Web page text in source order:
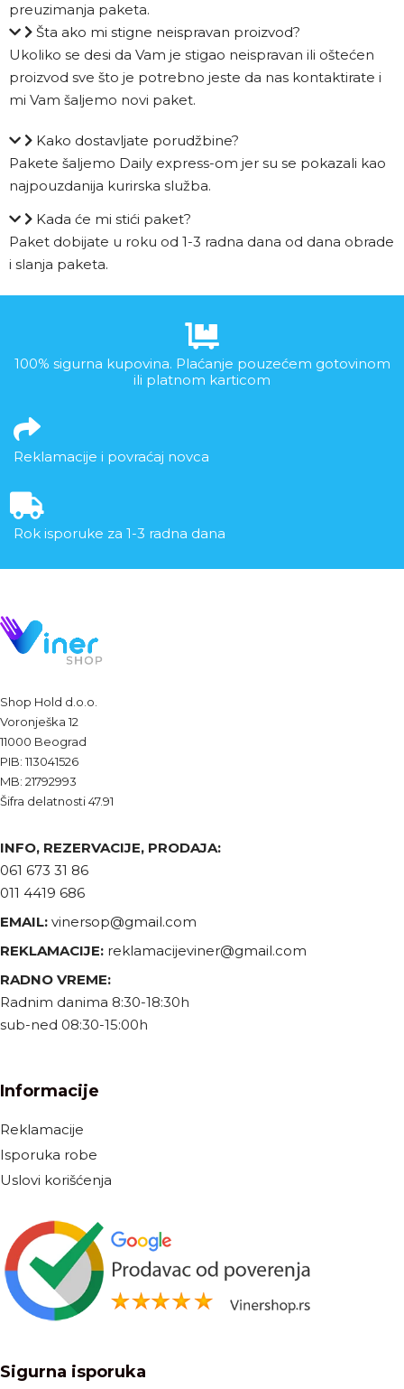
preuzimanja paketa.
Šta ako mi stigne neispravan proizvod?
Ukoliko se desi da Vam je stigao neispravan ili oštećen
proizvod sve što je potrebno jeste da nas kontaktirate i
mi Vam šaljemo novi paket.
Kako dostavljate porudžbine?
Pakete šaljemo Daily express-om jer su se pokazali kao
najpouzdanija kurirska služba.
Kada će mi stići paket?
Paket dobijate u roku od 1-3 radna dana od dana obrade
i slanja paketa.
100% sigurna kupovina. Plaćanje pouzećem gotovinom
ili platnom karticom
Reklamacije i povraćaj novca
Rok isporuke za 1-3 radna dana
Shop Hold d.o.o.
Voronješka 12
11000 Beograd
PIB: 113041526
MB: 21792993
Šifra delatnosti 47.91
INFO, REZERVACIJE, PRODAJA:
061 673 31 86
011 4419 686
EMAIL: vinersop@gmail.com
REKLAMACIJE: reklamacijeviner@gmail.com
RADNO VREME:
Radnim danima 8:30-18:30h
sub-ned 08:30-15:00h
Informacije
Reklamacije
Isporuka robe
Uslovi korišćenja
Sigurna isporuka